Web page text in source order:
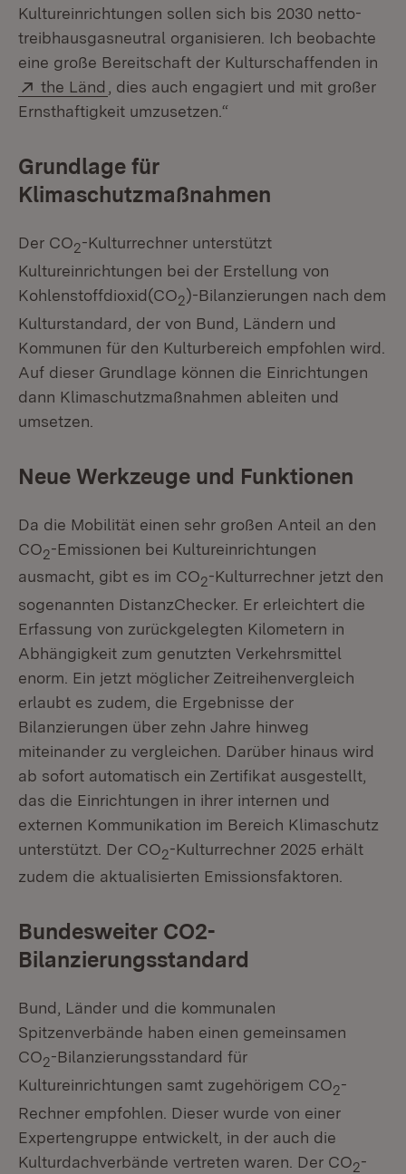
Kultureinrichtungen sollen sich bis 2030 netto-
treibhausgasneutral organisieren. Ich beobachte
eine große Bereitschaft der Kulturschaffenden in
Extern:
the Länd (Öffnet in neuem Fenster)
, dies auch engagiert und mit großer
Ernsthaftigkeit umzusetzen.“
Grundlage für
Klimaschutzmaßnahmen
Der CO2-Kulturrechner unterstützt
Kultureinrichtungen bei der Erstellung von
Kohlenstoffdioxid(CO2)-Bilanzierungen nach dem
Kulturstandard, der von Bund, Ländern und
Kommunen für den Kulturbereich empfohlen wird.
Auf dieser Grundlage können die Einrichtungen
dann Klimaschutzmaßnahmen ableiten und
umsetzen.
Neue Werkzeuge und Funktionen
Da die Mobilität einen sehr großen Anteil an den
CO2-Emissionen bei Kultureinrichtungen
ausmacht, gibt es im CO2-Kulturrechner jetzt den
sogenannten DistanzChecker. Er erleichtert die
Erfassung von zurückgelegten Kilometern in
Abhängigkeit zum genutzten Verkehrsmittel
enorm. Ein jetzt möglicher Zeitreihenvergleich
erlaubt es zudem, die Ergebnisse der
Bilanzierungen über zehn Jahre hinweg
miteinander zu vergleichen. Darüber hinaus wird
ab sofort automatisch ein Zertifikat ausgestellt,
das die Einrichtungen in ihrer internen und
externen Kommunikation im Bereich Klimaschutz
unterstützt. Der CO2-Kulturrechner 2025 erhält
zudem die aktualisierten Emissionsfaktoren.
Bundesweiter CO2-
Bilanzierungsstandard
Bund, Länder und die kommunalen
Spitzenverbände haben einen gemeinsamen
CO2-Bilanzierungsstandard für
Kultureinrichtungen samt zugehörigem CO2-
Rechner empfohlen. Dieser wurde von einer
Expertengruppe entwickelt, in der auch die
Kulturdachverbände vertreten waren. Der CO2-